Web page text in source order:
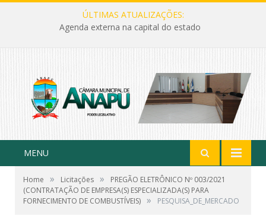
ÚLTIMAS ATUALIZAÇÕES:
Agenda externa na capital do estado
MENU
Home » Licitações »
PREGÃO ELETRÔNICO Nº 003/2021
(CONTRATAÇÃO DE EMPRESA(S) ESPECIALIZADA(S) PARA
FORNECIMENTO DE COMBUSTÍVEIS) » PESQUISA_DE_MERCADO